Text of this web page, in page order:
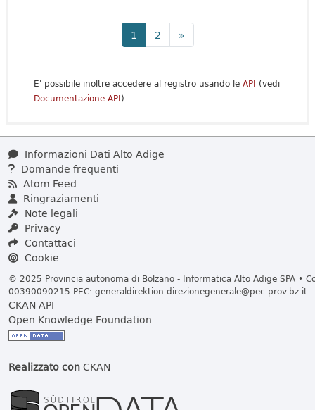
1 2 »
E' possibile inoltre accedere al registro usando le API (vedi
Documentazione API).
Informazioni Dati Alto Adige
Domande frequenti
Atom Feed
Ringraziamenti
Note legali
Privacy
Contattaci
Cookie
© 2025 Provincia autonoma di Bolzano - Informatica Alto Adige SPA •
00390090215 PEC: generaldirektion.direzionegenerale@pec.prov.bz.it
CKAN API
Open Knowledge Foundation
Realizzato conCKAN